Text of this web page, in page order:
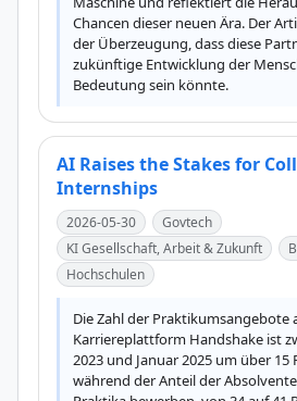
Chancen dieser neuen Ära. Der
der Überzeugung, dass diese
zukünftige Entwicklung der
Bedeutung sein könnte.
AI Raises the Stakes for
Internships
2026-05-30
Govtech
KI Gesellschaft, Arbeit & Zukunft
Hochschulen
Die Zahl der Praktikumsangebote
Karriereplattform Handshake ist
2023 und Januar 2025 um über
während der Anteil der